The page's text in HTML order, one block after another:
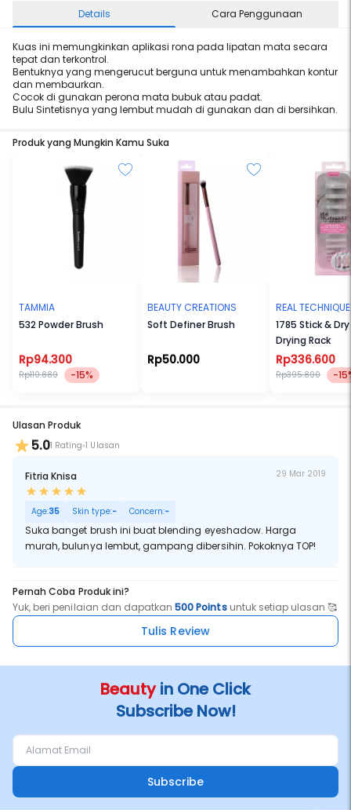
Details Cara Penggunaan
Kuas ini memungkinkan aplikasi rona pada lipatan mata secara
tepat dan terkontrol.
Bentuknya yang mengerucut berguna untuk menambahkan kontur
dan membaurkan.
Cocok di gunakan perona mata bubuk atau padat.
Bulu Sintetisnya yang lembut mudah di gunakan dan di bersihkan.
Produk yang Mungkin Kamu Suka
TAMMIA
532 Powder Brush
Rp94.300
Rp110.889 -15%
BEAUTY CREATIONS
Soft Definer Brush
Rp50.000
REAL
1785 Stick &
Drying Rack
Rp336.600
Rp395.890 -
Ulasan Produk
5.01 Rating 1 Ulasan
Fitria Knisa 29 Mar 2019
Age:35 Skin type:- Concern:-
Suka banget brush ini buat blending eyeshadow. Harga
murah, bulunya lembut, gampang dibersihin. Pokoknya TOP!
Pernah Coba Produk ini?
Yuk, beri penilaian dan dapatkan500 Pointsuntuk setiap ulasan 🥰
Tulis Review
Beautyin One Click
Subscribe Now!
Subscribe